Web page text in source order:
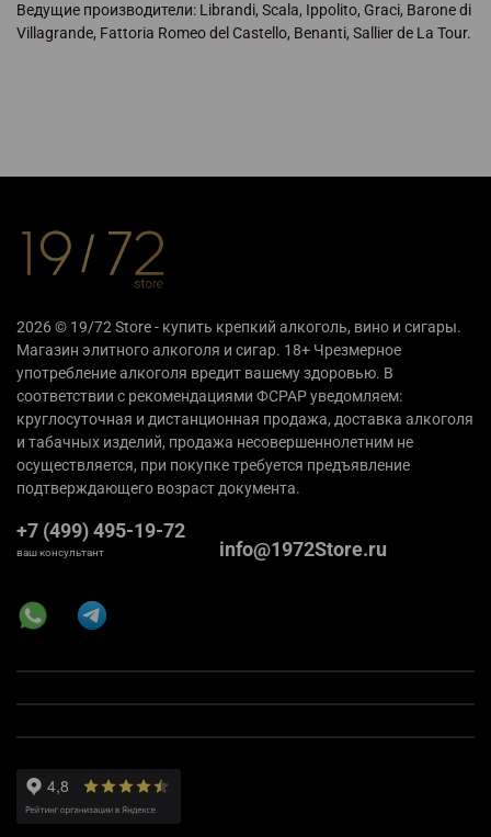
Ведущие производители: Librandi, Scala, Ippolito, Graci, Barone di
Villagrande, Fattoria Romeo del Castello, Benanti, Sallier de La Tour.
+7 (499) 495-19-72
ваш консультант info@1972Store.ru
2026 © 19/72 Store - купить крепкий алкоголь, вино и сигары.
Магазин элитного алкоголя и сигар. 18+ Чрезмерное
употребление алкоголя вредит вашему здоровью. В
соответствии с рекомендациями ФСРАР уведомляем:
круглосуточная и дистанционная продажа, доставка алкоголя
и табачных изделий, продажа несовершеннолетним не
осуществляется, при покупке требуется предъявление
подтверждающего возраст документа.